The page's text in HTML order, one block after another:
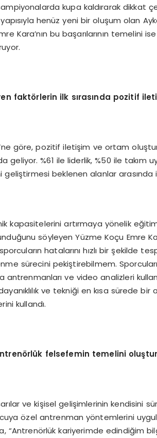
kupa kaldırarak dikkat
henüz yeni bir oluşum olan
Kara’nın bu başarılarının temelini
faktörlerin ilk sırasında pozitif
göre, pozitif iletişim ve ortam
geliyor. %61 ile liderlik, %50 ile takım
geliştirmesi beklenen alanlar arasında
kapasitelerini artırmaya yönelik
söyleyen Yüzme Koçu Emre
hatalarını hızlı bir şekilde
sürecini pekiştirebilmem.
antrenmanları ve video analizleri
ve tekniği en kısa sürede
kullandı.
felsefemin temelini
ve kişisel gelişimlerinin kendisini
özel antrenman yöntemlerini
“Antrenörlük kariyerimde edindiğim